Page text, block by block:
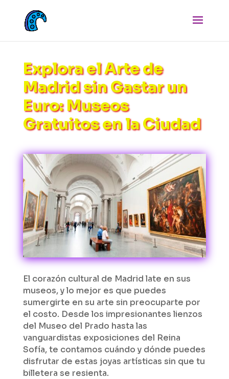
Explora el Arte de
Madrid sin Gastar un
Euro: Museos
Gratuitos en la Ciudad
El corazón cultural de Madrid late en sus
museos, y lo mejor es que puedes
sumergirte en su arte sin preocuparte por
el costo. Desde los impresionantes lienzos
del Museo del Prado hasta las
vanguardistas exposiciones del Reina
Sofía, te contamos cuándo y dónde puedes
disfrutar de estas joyas artísticas sin que tu
billetera se resienta.